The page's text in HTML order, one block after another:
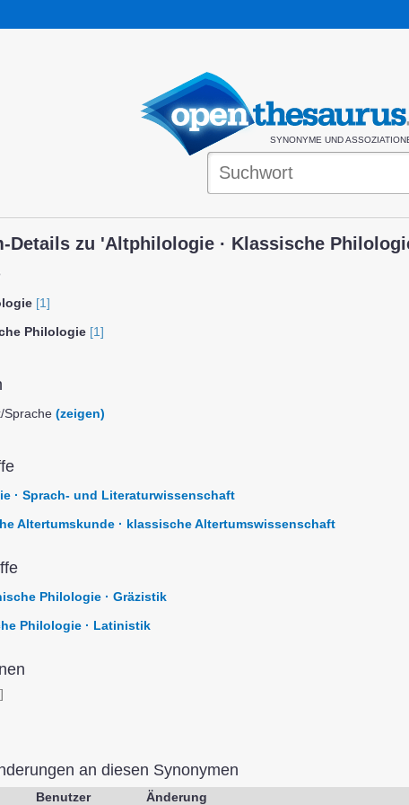
SYNONYME UND
Details zu 'Altphilologie · Klassische
[1]
Philologie [1]
Sprache (zeigen)
· Sprach- und Literaturwissenschaft
Altertumskunde · klassische Altertumswissenschaft
Philologie · Gräzistik
Philologie · Latinistik
an diesen Synonymen
Benutzer
Änderung